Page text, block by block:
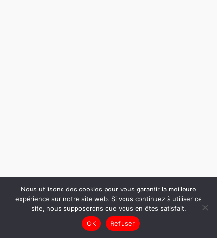
Nous utilisons des cookies pour vous garantir la meilleure
expérience sur notre site web. Si vous continuez à utiliser ce
site, nous supposerons que vous en êtes satisfait.
OK
Refuser